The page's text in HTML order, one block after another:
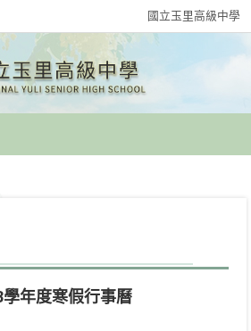
國立玉里高級中學
學年度寒假行事曆